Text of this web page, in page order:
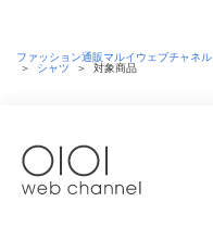
ファッション通販マルイウェブチャネル
＞
シャツ ＞ 対象商品